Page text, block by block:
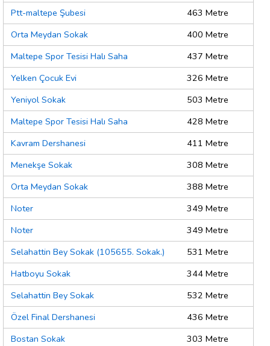
Ptt-maltepe Şubesi
463 Metre
Orta Meydan Sokak
400 Metre
Maltepe Spor Tesisi Halı Saha
437 Metre
Yelken Çocuk Evi
326 Metre
Yeniyol Sokak
503 Metre
Maltepe Spor Tesisi Halı Saha
428 Metre
Kavram Dershanesi
411 Metre
Menekşe Sokak
308 Metre
Orta Meydan Sokak
388 Metre
Noter
349 Metre
Noter
349 Metre
Selahattin Bey Sokak (105655. Sokak.)
531 Metre
Hatboyu Sokak
344 Metre
Selahattin Bey Sokak
532 Metre
Özel Final Dershanesi
436 Metre
Bostan Sokak
303 Metre